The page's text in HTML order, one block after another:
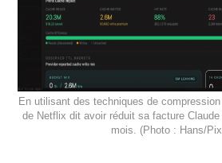
En utilisant des techniques de
de Netflix dit avoir réduit sa facture
mois. (Photo : Hans/